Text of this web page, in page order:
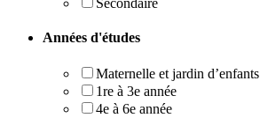
Années d'études
Maternelle et jardin d’enfants
1re à 3e année
4e à 6e année